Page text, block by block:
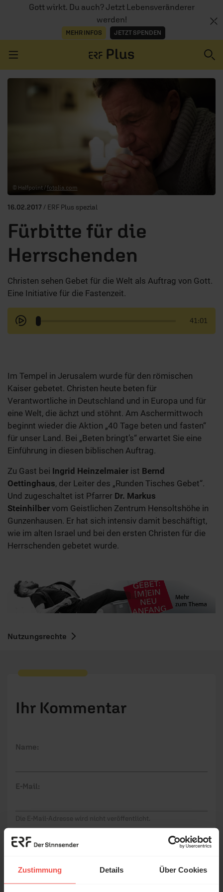
Zustimmung Details Über Cookies
Gott wirkt. Du auch? Jetzt Lebensveränderer
werden!
MEHR INFOS JETZT SPENDEN
© Halfpoint /fotolia.com
16.02.2017 / ERF Plus spezial
Fürbitte für die
Herrschenden
Christen sehen Gebet für die Welt als Auftrag von Gott.
Eine Initiative für die Fastenzeit.
41:01
Im Tempel in Jerusalem wurde für den römischen
Kaiser gebetet. Christen heute beten für
Verantwortliche in Deutschland und in Europa und für
eine Welt, die ächzt und stöhnt. Am Aschermittwoch
beginnt wieder die Aktion „40 Tage beten und fasten“
für unser Land. Bei „Beten bringt’s“ erwartet Sie eine
Einführung in diesen biblischen Auftrag.
Zu Gast bei Ingrid Heinzelmaier ist Bernd
Oettinghaus, der Leiter des „Runden Tisches Gebet“.
Und zugeschaltet ist Pfarrer Dr. Markus
Steinhilber vom Geistlichen Zentrum Hensoltshöhe in
Gunzenhausen. Er hat sich intensiv damit beschäftigt,
wie im alten Israel und bei den ersten Christen für die
Herrschenden gebetet wurde.
Nutzungsrechte
Ihr Kommentar
Name:
E-Mail:
Die E-Mail-Adresse wird nicht veröffentlicht.
Kommentar: